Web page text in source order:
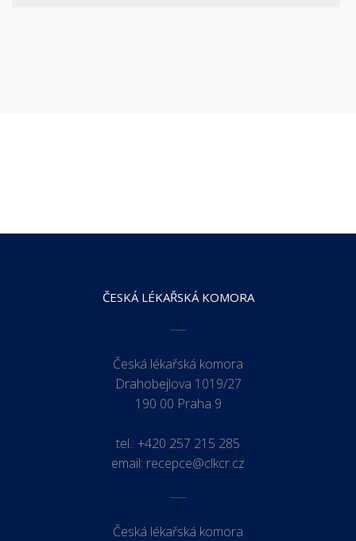
ČESKÁ LÉKAŘSKÁ KOMORA
Česká lékařská komora
Drahobejlova 1019/27
190 00 Praha 9
tel.: +420 257 215 285
email: recepce@clkcr.cz
Česká lékařská komora